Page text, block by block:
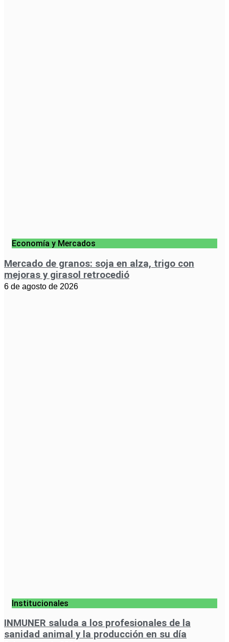
Economía y Mercados
Mercado de granos: soja en alza, trigo con
mejoras y girasol retrocedió
6 de agosto de 2026
Institucionales
INMUNER saluda a los profesionales de la
sanidad animal y la producción en su día